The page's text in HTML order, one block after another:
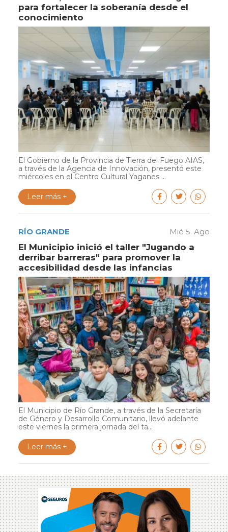
para fortalecer la soberanía desde el
conocimiento
El Gobierno de la Provincia de Tierra del Fuego AIAS,
a través de la Agencia de Innovación, presentó este
miércoles en el Centro Cultural Yaganes ...
Leer más +
RÍO GRANDE Mié 5. Ago
El Municipio inició el taller "Jugando a
derribar barreras" para promover la
accesibilidad desde las infancias
El Municipio de Río Grande, a través de la Secretaría
de Género y Desarrollo Comunitario, llevó adelante
este viernes la primera jornada del ta...
Leer más +